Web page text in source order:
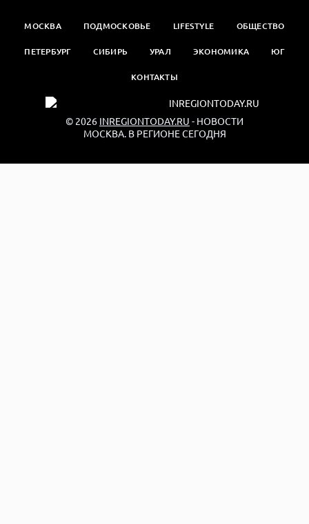
МОСКВА ПОДМОСКОВЬЕ LIFESTYLE ОБЩЕСТВО
ПЕТЕРБУРГ СИБИРЬ УРАЛ ЭКОНОМИКА ЮГ
КОНТАКТЫ
© 2026 INREGIONTODAY.RU - НОВОСТИ
МОСКВА. В РЕГИОНЕ СЕГОДНЯ